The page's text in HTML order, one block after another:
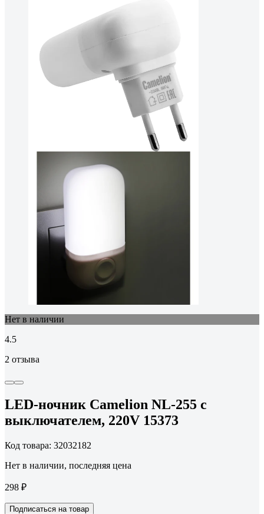
Нет в наличии
4.5
2 отзыва
LED-ночник Camelion NL-255 с
выключателем, 220V 15373
Код товара: 32032182
Нет в наличии, последняя цена
298 ₽
Подписаться на товар